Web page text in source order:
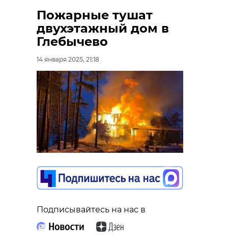
Пожарные тушат
двухэтажный дом в
Глебычево
14 января 2025, 21:18
Подписывайтесь на нас в